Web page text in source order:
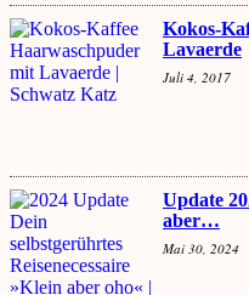
Kokos-
Lavaerde
Juli 4, 2017
Update
aber…
Mai 30, 2024